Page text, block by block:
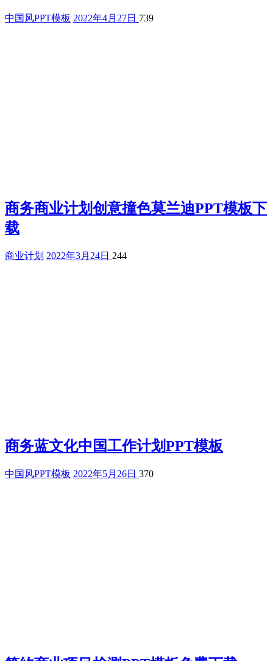
中国风PPT模板 2022年4月27日 739
商务商业计划创意撞色莫兰迪PPT模板下
载
商业计划 2022年3月24日 244
商务蓝文化中国工作计划PPT模板
中国风PPT模板 2022年5月26日 370